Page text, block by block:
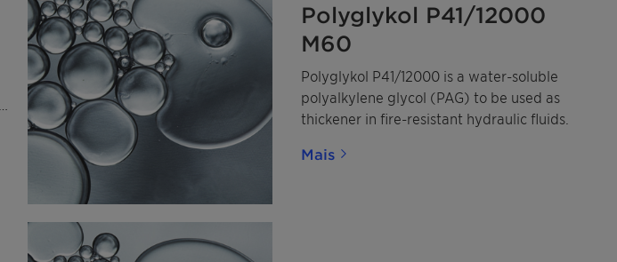
Polyglykol P41/12000
M60
Polyglykol P41/12000 is a water-soluble
polyalkylene glycol (PAG) to be used as
thickener in fire-resistant hydraulic fluids.
Mais